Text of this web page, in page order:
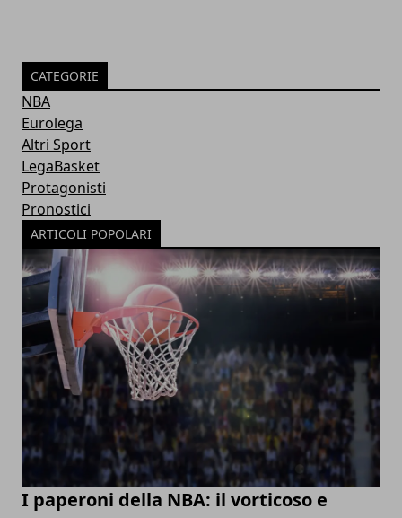
CATEGORIE
NBA
Eurolega
Altri Sport
LegaBasket
Protagonisti
Pronostici
ARTICOLI POPOLARI
I paperoni della NBA: il vorticoso e